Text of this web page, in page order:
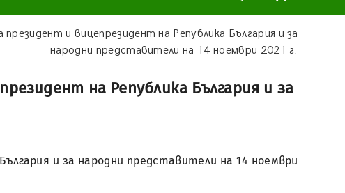
и вицепрезидент на Република България и за
народни представители на 14 ноември 2021 г.
на Република България и за
и за народни представители на 14 ноември